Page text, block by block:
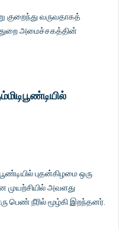
குறைந்து வருவதாகத்
அமைச்சகத்தின்
புதன்கிழமை ஒரு
முயற்சியில் அவளது
பெண் நீரில் மூழ்கி இறந்தனர்.